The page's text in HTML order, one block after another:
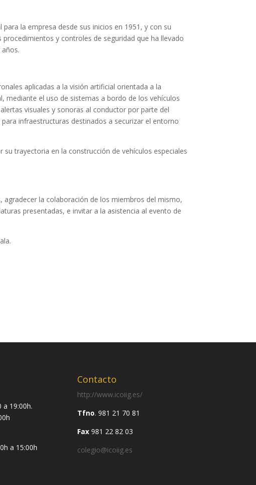
la empresa desde sus inicios en 1951, y con su
y controles de seguridad que ha llevado
aplicadas a la visión artificial orientada a la
mediante el uso de sistemas a bordo de los vehículos
visuales y sonoras al conductor por parte del
infraestructuras destinados a securizar el entorno
su trayectoria en la construcción de vehículos especiales
agradecer la colaboración de los miembros del mismo,
presentadas, e invitar a la asistencia al evento de
a 19:00h.
a 15:00h
Contacto
http://www.icoiig.es/
Tfno. 981 21 70 81
Fax 981 22 82 03
colegio@icoiig.es